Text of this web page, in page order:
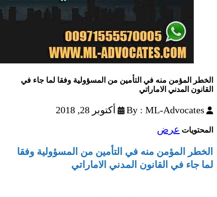
الخطر المؤمن منه في التأمين من المسؤولية وفقا لما جاء في
القانون المدني الاماراتي
By : ML-Advocates أكتوبر 28, 2018
المحتويات عرض
الخطر المؤمن منه في التأمين من المسؤولية وفقا
لما جاء في القانون المدني الاماراتي